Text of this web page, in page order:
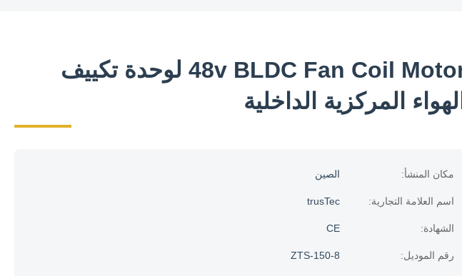
48v BLDC Fan Coil Motor لوحدة تكييف
الهواء المركزية الداخلية
مكان المنشأ: الصين
اسم العلامة التجارية: trusTec
الشهادة: CE
رقم الموديل: ZTS-150-8